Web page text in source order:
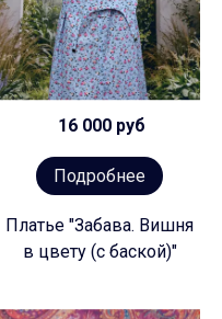
16 000 руб
Подробнее
Платье "Забава. Вишня
в цвету (с баской)"